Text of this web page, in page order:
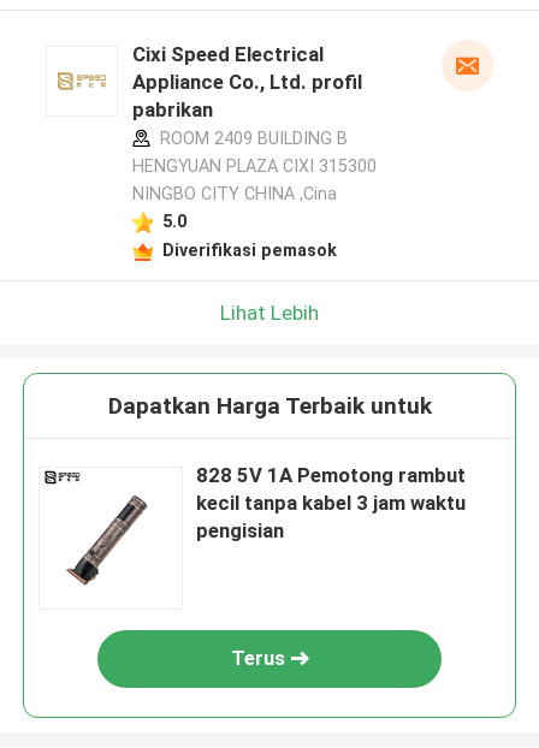
Cixi Speed Electrical
Appliance Co., Ltd. profil
pabrikan
ROOM 2409 BUILDING B
HENGYUAN PLAZA CIXI 315300
NINGBO CITY CHINA ,Cina
5.0
Diverifikasi pemasok
Lihat Lebih
Dapatkan Harga Terbaik untuk
828 5V 1A Pemotong rambut
kecil tanpa kabel 3 jam waktu
pengisian
Terus